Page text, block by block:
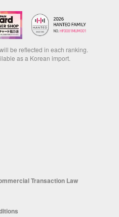
be reflected in each ranking.
as a Korean import.
Transaction Law